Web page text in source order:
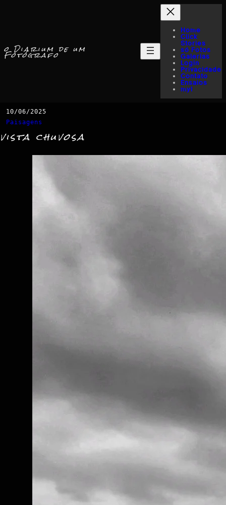
o Diarium de um
Fotógrafo
Home
Click
Stories
só Fotos
Galerias
Login
Privacidade
Contato
Ensaios
myI
10/06/2025
Paisagens
vista chuvosa